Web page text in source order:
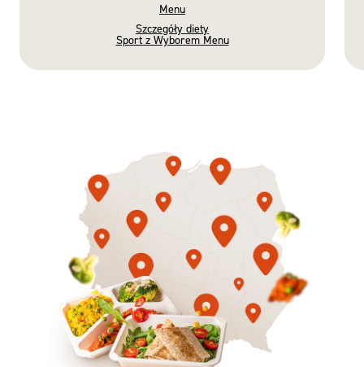
Menu
Szczegóły diety
Sport z Wyborem Menu